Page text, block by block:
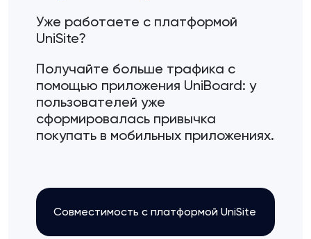
Уже работаете с платформой
UniSite?
Получайте больше трафика с
помощью приложения UniBoard: у
пользователей уже
сформировалась привычка
покупать в мобильных приложениях.
Совместимость с платформой UniSite